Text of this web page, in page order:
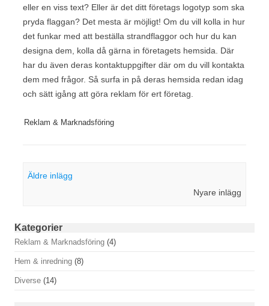
eller en viss text? Eller är det ditt företags logotyp som ska
pryda flaggan? Det mesta är möjligt! Om du vill kolla in hur
det funkar med att beställa strandflaggor och hur du kan
designa dem, kolla då gärna in företagets hemsida. Där
har du även deras kontaktuppgifter där om du vill kontakta
dem med frågor. Så surfa in på deras hemsida redan idag
och sätt igång att göra reklam för ert företag.
Reklam & Marknadsföring
Inläggsnavigering
Äldre inlägg
Nyare inlägg
Kategorier
Reklam & Marknadsföring (4)
Hem & inredning (8)
Diverse (14)